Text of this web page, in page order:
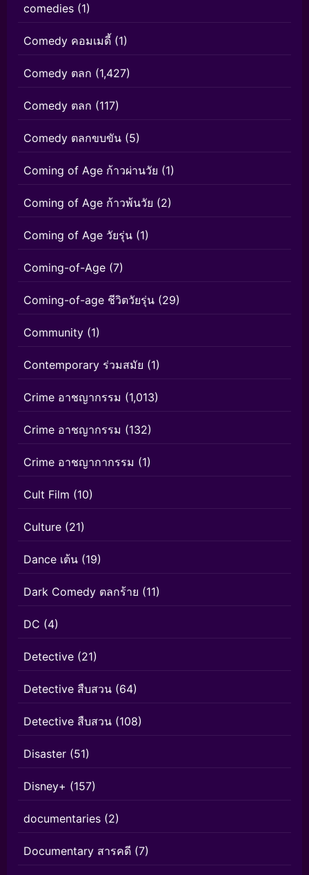
comedies (1)
Comedy คอมเมดี้ (1)
Comedy ตลก (1,427)
Comedy ตลก (117)
Comedy ตลกขบขัน (5)
Coming of Age ก้าวผ่านวัย (1)
Coming of Age ก้าวพ้นวัย (2)
Coming of Age วัยรุ่น (1)
Coming-of-Age (7)
Coming-of-age ชีวิตวัยรุ่น (29)
Community (1)
Contemporary ร่วมสมัย (1)
Crime อาชญากรรม (1,013)
Crime อาชญากรรม (132)
Crime อาชญากากรรม (1)
Cult Film (10)
Culture (21)
Dance เต้น (19)
Dark Comedy ตลกร้าย (11)
DC (4)
Detective (21)
Detective สืบสวน (64)
Detective สืบสวน (108)
Disaster (51)
Disney+ (157)
documentaries (2)
Documentary สารคดี (7)